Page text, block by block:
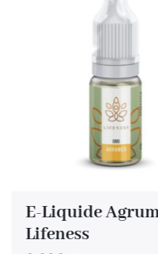
E-Liquide
Lifeness